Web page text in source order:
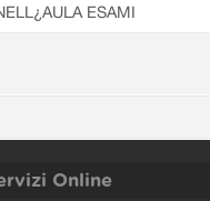
ESAMI
Online